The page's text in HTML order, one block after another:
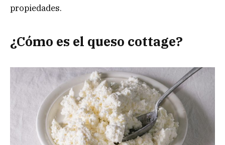
propiedades.
¿Cómo es el queso cottage?